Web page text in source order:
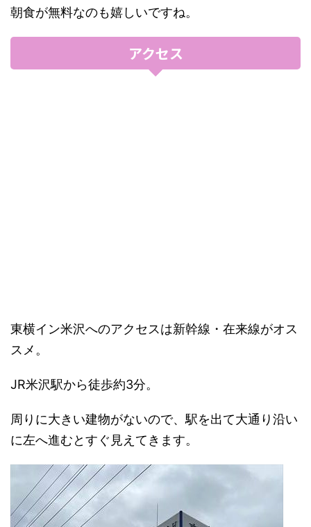
朝食が無料なのも嬉しいですね。
アクセス
東横イン米沢へのアクセスは新幹線・在来線がオス
スメ。
JR米沢駅から徒歩約3分。
周りに大きい建物がないので、駅を出て大通り沿い
に左へ進むとすぐ見えてきます。